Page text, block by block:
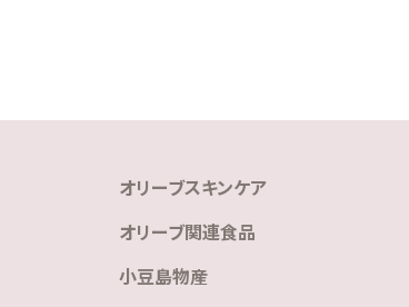
オリーブスキンケア
オリーブ関連食品
小豆島物産